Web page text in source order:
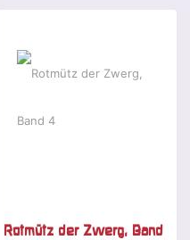
Rotmütz der Zwerg, Band